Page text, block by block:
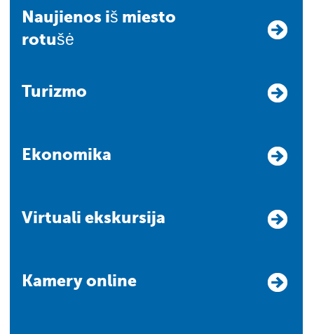
Naujienos iš miesto
rotušė
Turizmo
Ekonomika
Virtuali ekskursija
Kamery online